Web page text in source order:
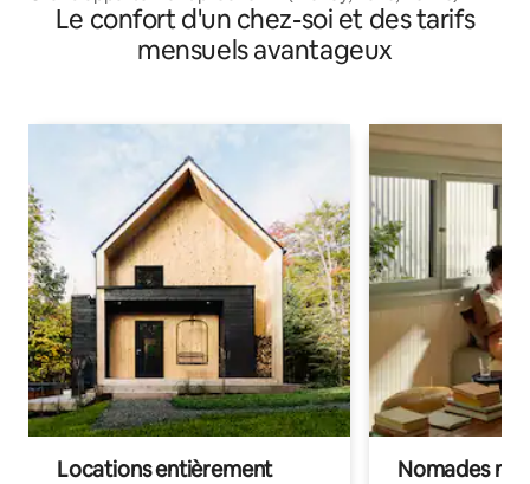
Le confort d'un chez-soi et des tarifs
mensuels avantageux
Locations entièrement
Nomades